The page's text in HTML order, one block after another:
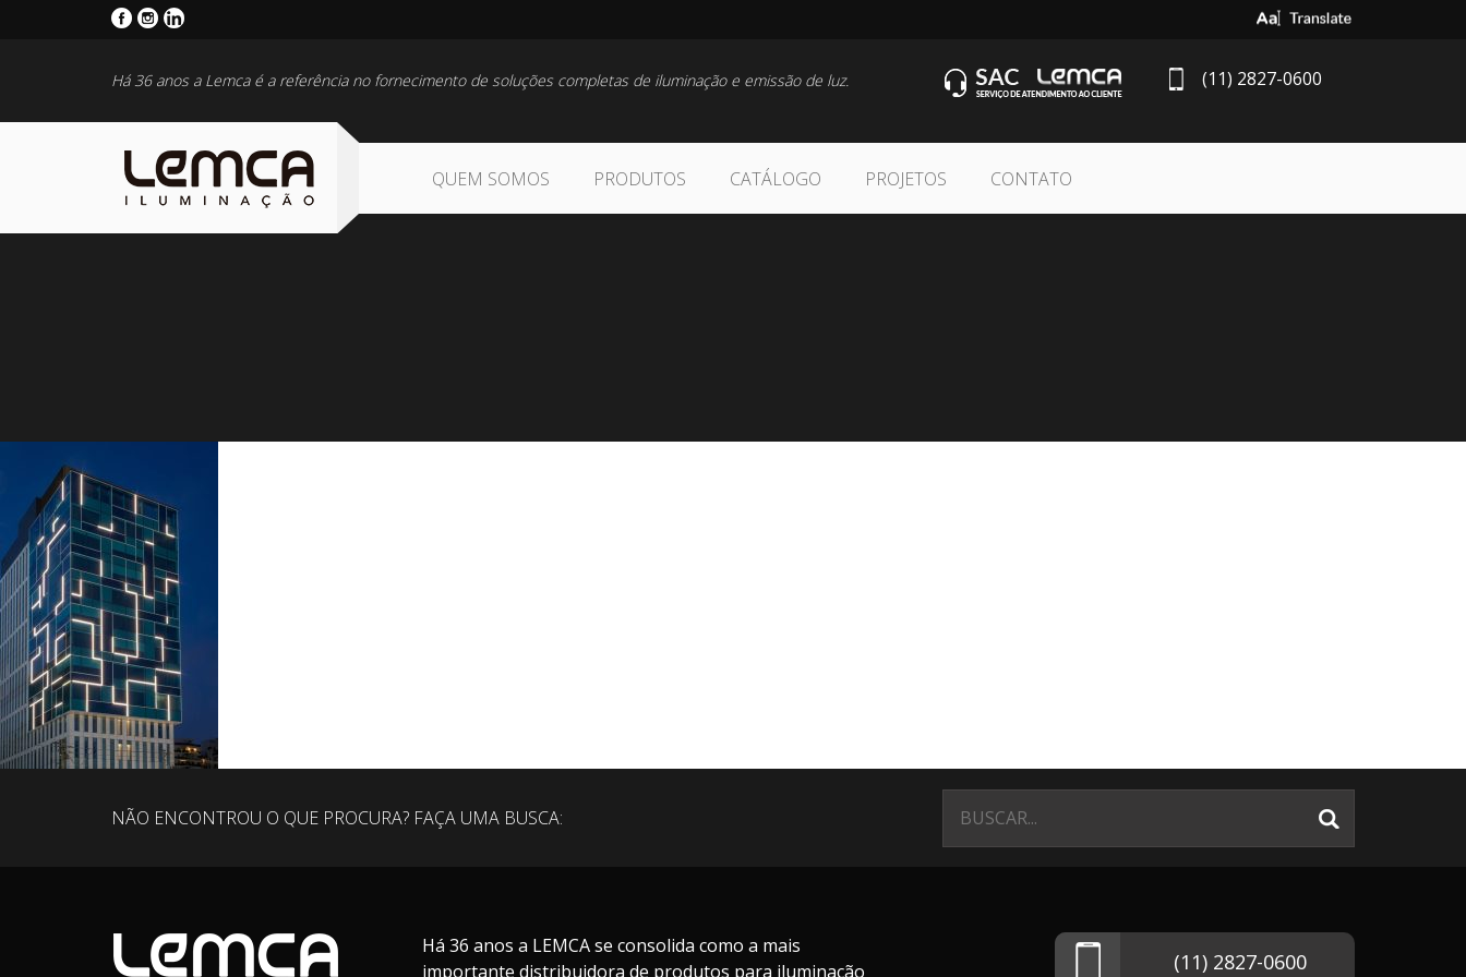
Select Language
Há 36 anos a Lemca é a referência no fornecimento de soluções completas de iluminação e emissão de luz. (11) 2827-0600
QUEM SOMOS PRODUTOS CATÁLOGO PROJETOS CONTATO
NÃO ENCONTROU O QUE PROCURA? FAÇA UMA BUSCA:
Há 36 anos a LEMCA se consolida como a mais
importante distribuidora de produtos para iluminação
(11) 2827-0600